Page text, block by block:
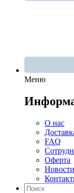
Меню
О нас
FAQ
Оферта
Новости